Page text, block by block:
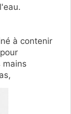
à contenir